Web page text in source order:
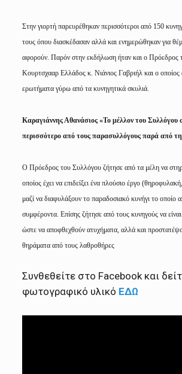
Στην γιορτή παρευρέθηκαν περισσότεροι από 150
τους όπου διασκέδασαν αλλά και ενημερώθηκαν για
αφορούν. Παρόν στην εκδήλωση ήταν και ο Πρόεδρος
Κουρτσχααρ Ελλάδος κ. Νιάνιος Γαβριήλ και ο οποίος
ερωτήματα γύρω από τα κυνηγητικά σκυλιά.
Καραγιάννης Αθανάσιος «Το μέλλον του Συλλόγου
περισσότερο από τους παρασυλλόγους παρά από
Ο Πρόεδρος του Συλλόγου ζήτησε από τα μέλη να
οποίος έχει να επιδείξει ένα πλούσιο έργο
μαζί να διαφυλάξουν το παραδοσιακό κυνήγι το οποίο
συμφέροντα. Επίσης ζήτησε από τους κυνηγούς να είναι
ώστε να αποφθεχθούν ατυχήματα, αλλά και
θηράματα από τους λαθροθήρες
Συνθεθείτε στο Facebook και
φωτογραφικό υλικό ΕΔΩ